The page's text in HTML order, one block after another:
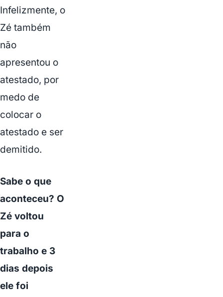
Infelizmente, o
Zé também
não
apresentou o
atestado, por
medo de
colocar o
atestado e ser
demitido.
Sabe o que
aconteceu? O
Zé voltou
para o
trabalho e 3
dias depois
ele foi